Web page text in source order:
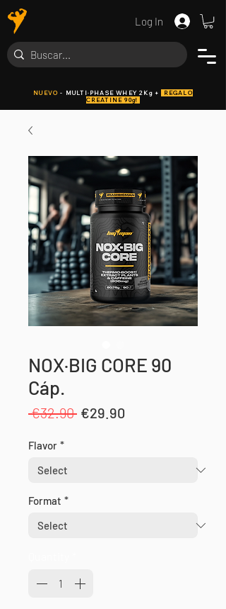
NUEVO - MULTI·PHASE WHEY 2Kg +
REGALO
CREATINE 90g!
Log In
NOX·BIG CORE 90
Cáp.
€32.90 Regular
€29.90
Flavor *
Format *